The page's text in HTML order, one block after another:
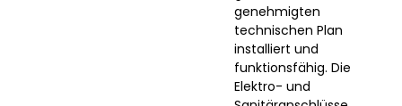
genehmigten
technischen Plan
installiert und
funktionsfähig. Die
Elektro- und